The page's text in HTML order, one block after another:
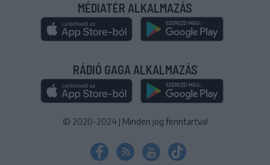
MÉDIATÉR ALKALMAZÁS
RÁDIÓ GAGA ALKALMAZÁS
© 2020-2024 | Minden jog fenntartva!